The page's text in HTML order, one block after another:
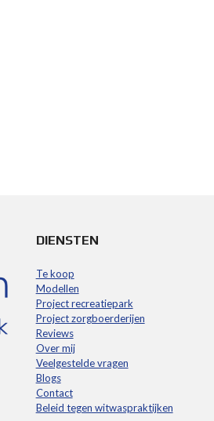
DIENSTEN
Te koop
Modellen
Project recreatiepark
Project zorgboerderijen
Reviews
Over mij
Veelgestelde vragen
Blogs
Contact
Beleid tegen witwaspraktijken